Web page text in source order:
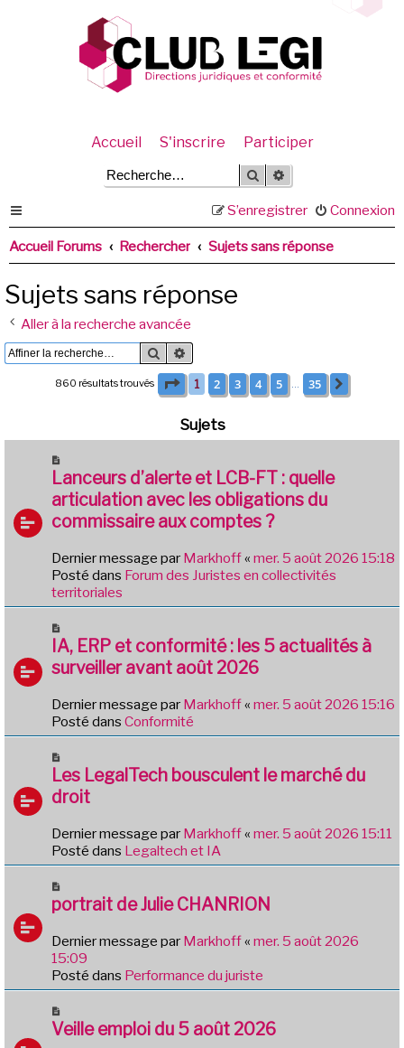
Accueil S'inscrire Participer
Rechercher
Connexion
S’enregistrer
Accueil Forums Rechercher Sujets sans réponse
Sujets sans réponse
Aller à la recherche avancée
Rechercher
860 résultats trouvés Page 1sur35
1 2 3 4 5 35
Sujets
o
u
v
e
u
m
e
s
a
g
Lanceurs d’alerte et LCB-FT : quelle
articulation avec les obligations du
commissaire aux comptes ?
Dernier message par Markhoff« mer. 5 août 2026 15:18
Posté dans Forum des Juristes en collectivités
territoriales
o
u
v
a
u
s
s
g
e
IA, ERP et conformité : les 5 actualités à
surveiller avant août 2026
Dernier message par Markhoff« mer. 5 août 2026 15:16
Posté dans Conformité
o
u
v
a
u
s
a
g
e
Les LegalTech bousculent le marché du
droit
Dernier message par Markhoff« mer. 5 août 2026 15:11
Posté dans Legaltech et IA
o
v
e
a
u
e
s
portrait de Julie CHANRION
Dernier message par Markhoff« mer. 5 août 2026
15:09
Posté dans Performance du juriste
o
Veille emploi du 5 août 2026